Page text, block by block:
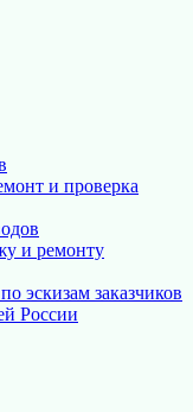
и проверка
и ремонту
эскизам заказчиков
России